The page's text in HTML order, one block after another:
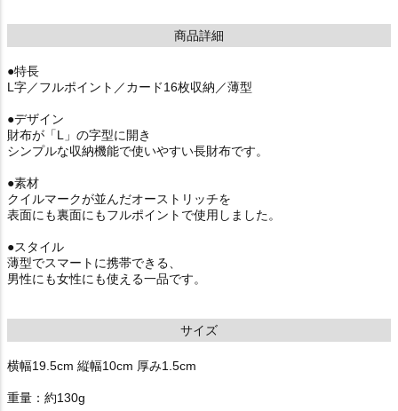
商品詳細
●特長
L字／フルポイント／カード16枚収納／薄型
●デザイン
財布が「L」の字型に開き
シンプルな収納機能で使いやすい長財布です。
●素材
クイルマークが並んだオーストリッチを
表面にも裏面にもフルポイントで使用しました。
●スタイル
薄型でスマートに携帯できる、
男性にも女性にも使える一品です。
サイズ
横幅19.5cm 縦幅10cm 厚み1.5cm
重量：約130g